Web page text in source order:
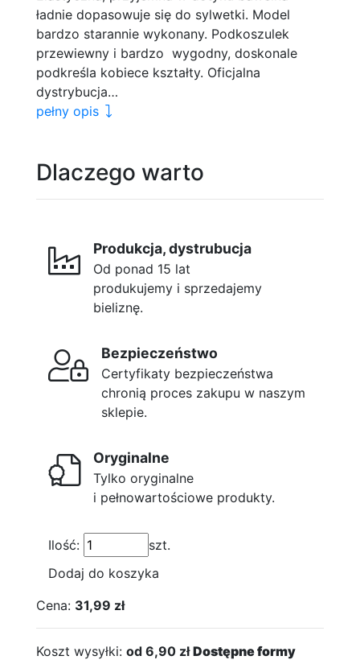
ładnie dopasowuje się do sylwetki. Model
bardzo starannie wykonany. Podkoszulek
przewiewny i bardzo wygodny, doskonale
podkreśla kobiece kształty. Oficjalna
dystrybucja…
pełny opis
Dlaczego warto
Produkcja, dystrubucja
Od ponad 15 lat
produkujemy i sprzedajemy
bieliznę.
Bezpieczeństwo
Certyfikaty bezpieczeństwa
chronią proces zakupu w naszym
sklepie.
Oryginalne
Tylko oryginalne
i pełnowartościowe produkty.
Ilość:
szt.
Dodaj do koszyka
Cena: 31,99 zł
Koszt wysyłki: od 6,90 złDostępne formy